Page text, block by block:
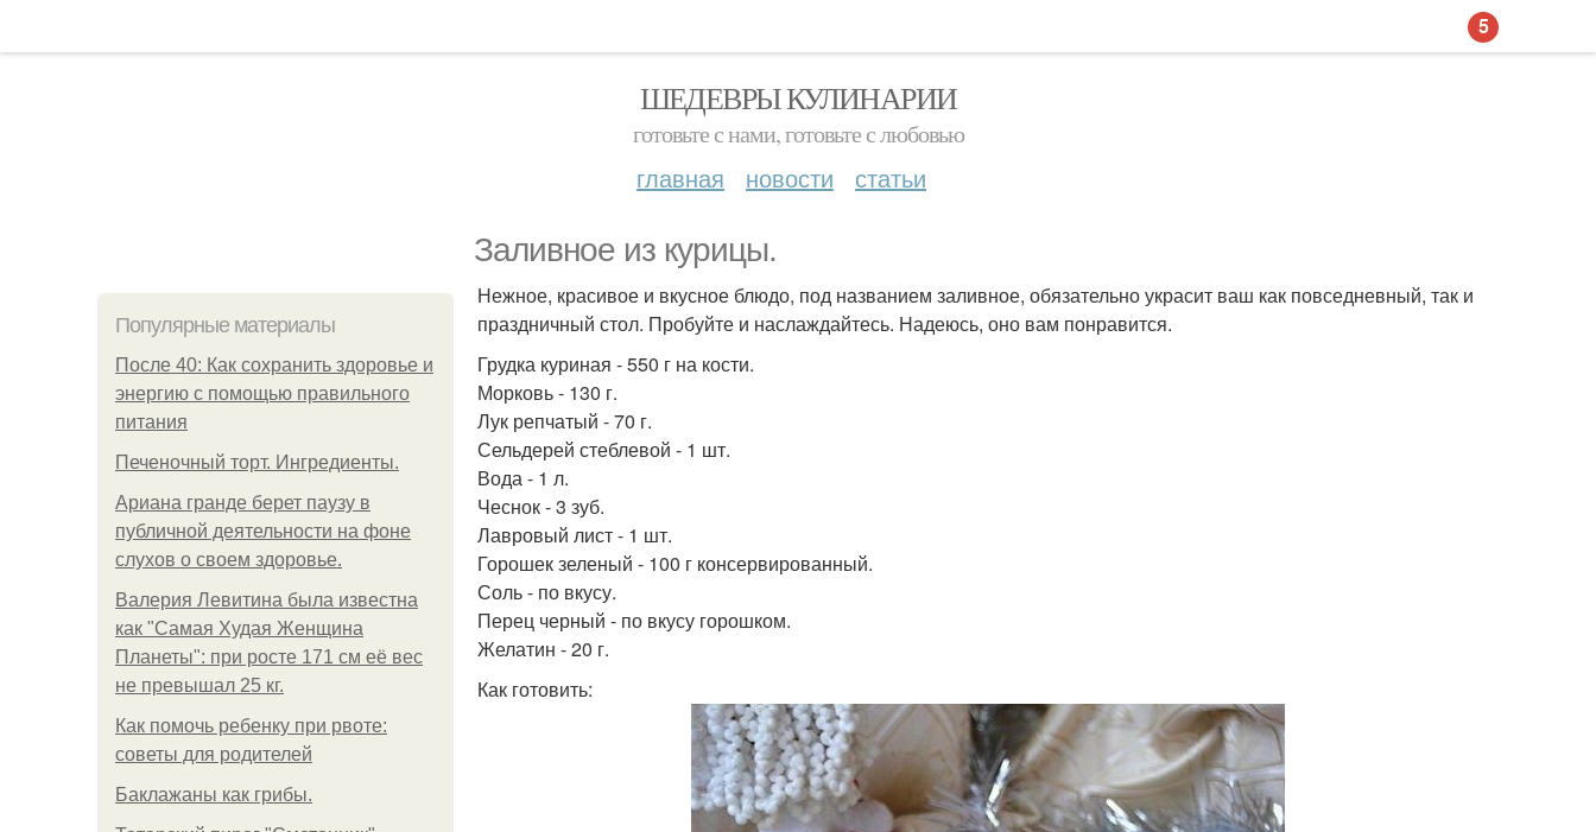
ШЕДЕВРЫ КУЛИНАРИИ
готовьте с нами, готовьте с любовью
главная новости статьи
Заливное из курицы.
Популярные материалы
После 40: Как сохранить здоровье и
энергию с помощью правильного
питания
Печеночный торт. Ингредиенты.
Ариана гранде берет паузу в
публичной деятельности на фоне
слухов о своем здоровье.
Валерия Левитина была известна
как "Самая Худая Женщина
Планеты": при росте 171 см её вес
не превышал 25 кг.
Как помочь ребенку при рвоте:
советы для родителей
Баклажаны как грибы.
Нежное, красивое и вкусное блюдо, под названием заливное, обязательно украсит ваш как повседневный, так и
праздничный стол. Пробуйте и наслаждайтесь. Надеюсь, оно вам понравится.
Грудка куриная - 550 г на кости.
Морковь - 130 г.
Лук репчатый - 70 г.
Сельдерей стеблевой - 1 шт.
Вода - 1 л.
Чеснок - 3 зуб.
Лавровый лист - 1 шт.
Горошек зеленый - 100 г консервированный.
Соль - по вкусу.
Перец черный - по вкусу горошком.
Желатин - 20 г.
Как готовить:
5